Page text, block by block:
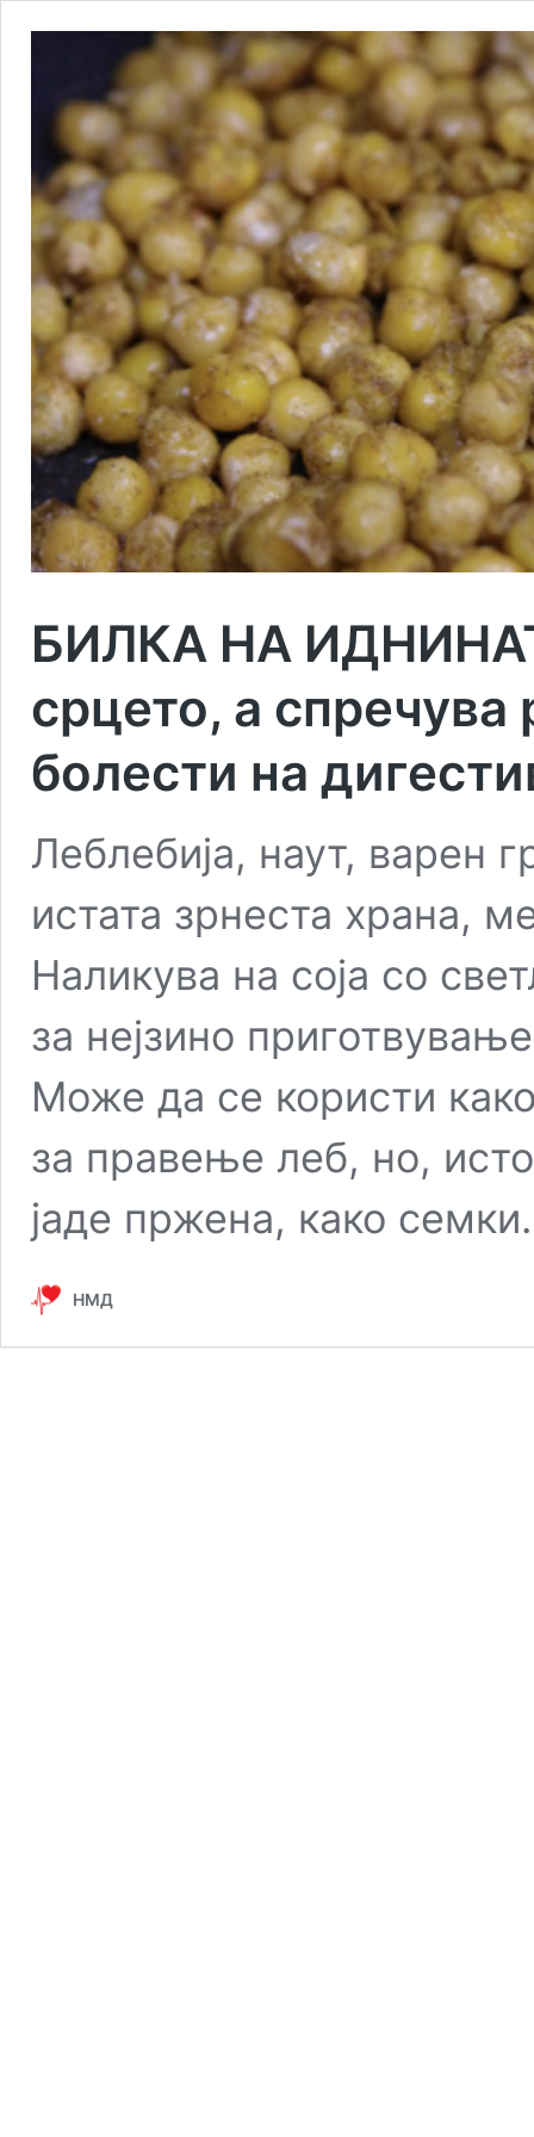
БИЛКА НА
срцето, а спречува
болести на
Леблебија, наут, варен
истата зрнеста храна,
Наликува на соја со
за нејзино
Може да се користи
за правење леб, но,
јаде пржена, како
НМД